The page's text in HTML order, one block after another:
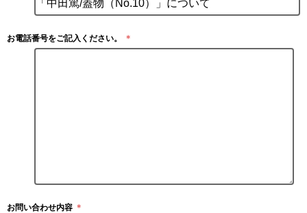
お電話番号をご記入ください。 ＊
お問い合わせ内容 ＊